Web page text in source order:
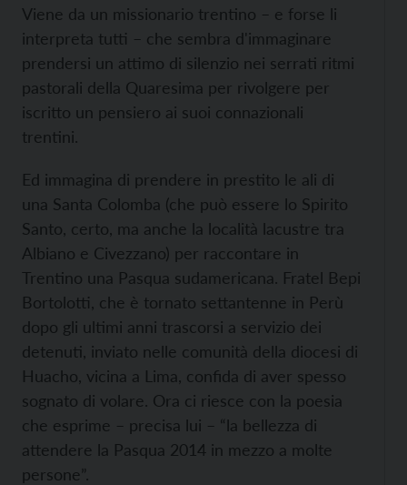
Viene da un missionario trentino – e forse li
interpreta tutti – che sembra d'immaginare
prendersi un attimo di silenzio nei serrati ritmi
pastorali della Quaresima per rivolgere per
iscritto un pensiero ai suoi connazionali
trentini.
Ed immagina di prendere in prestito le ali di
una Santa Colomba (che può essere lo Spirito
Santo, certo, ma anche la località lacustre tra
Albiano e Civezzano) per raccontare in
Trentino una Pasqua sudamericana. Fratel Bepi
Bortolotti, che è tornato settantenne in Perù
dopo gli ultimi anni trascorsi a servizio dei
detenuti, inviato nelle comunità della diocesi di
Huacho, vicina a Lima, confida di aver spesso
sognato di volare. Ora ci riesce con la poesia
che esprime – precisa lui – “la bellezza di
attendere la Pasqua 2014 in mezzo a molte
persone”.